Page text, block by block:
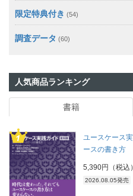
限定特典付き (54)
調査データ (60)
人気商品ランキング
書籍
ユースケース
ースの書き方
5,390円（税込）
2026.08.05発売